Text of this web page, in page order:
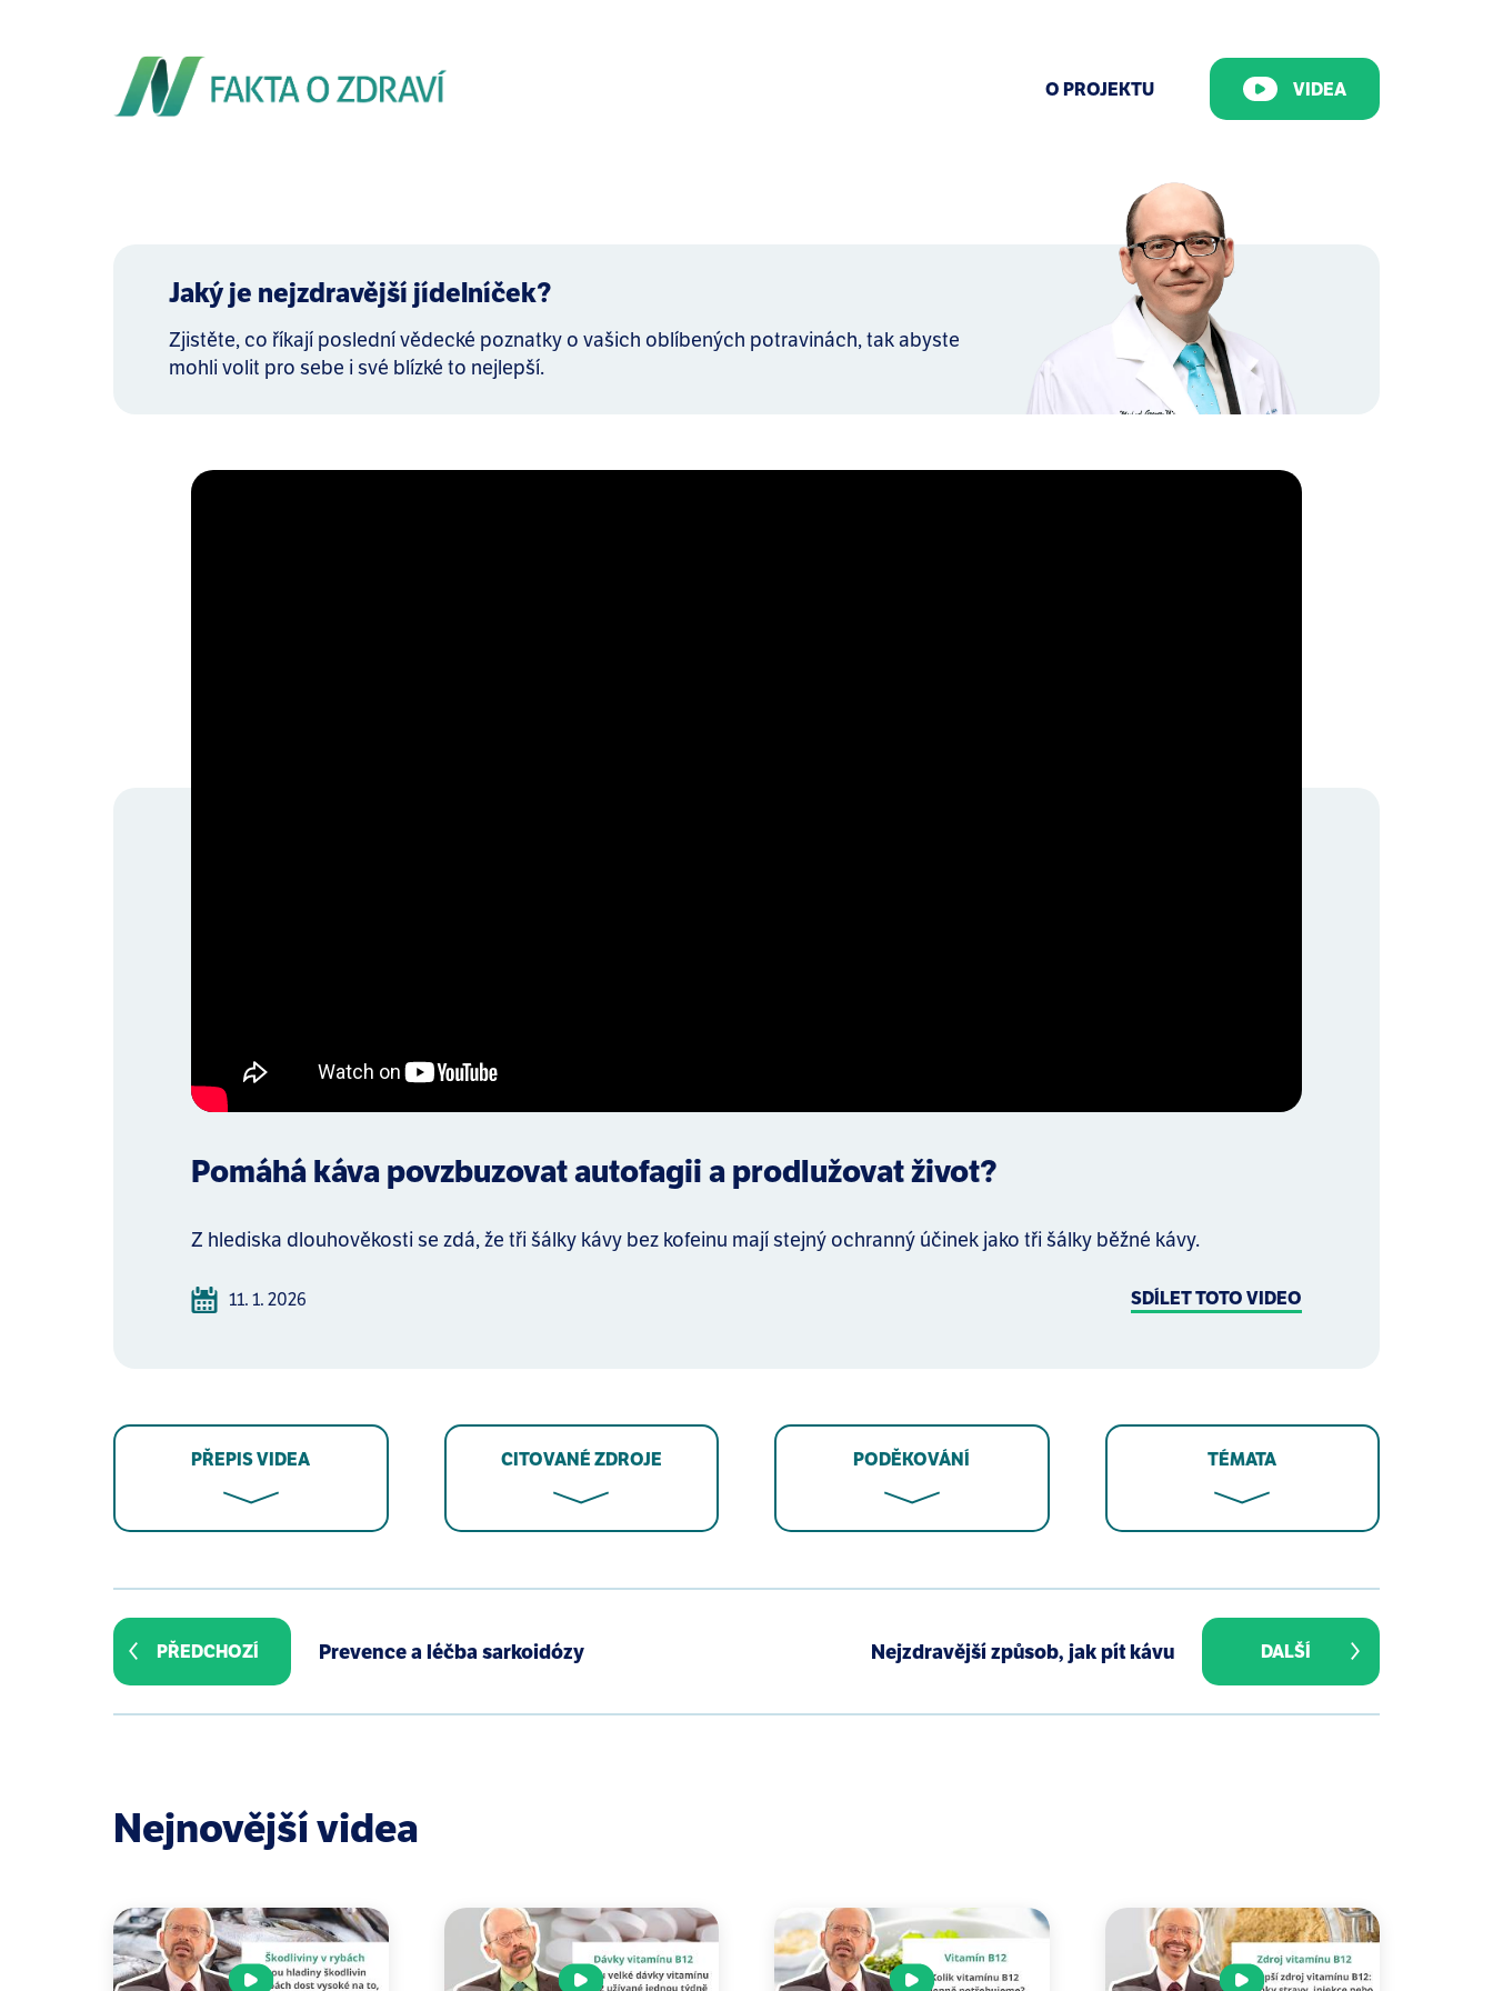
O PROJEKTU VIDEA
Jaký je nejzdravější jídelníček?
Zjistěte, co říkají poslední vědecké poznatky o vašich oblíbených potravinách, tak abyste
mohli volit pro sebe i své blízké to nejlepší.
Pomáhá káva povzbuzovat autofagii a prodlužovat život?
Z hlediska dlouhověkosti se zdá, že tři šálky kávy bez kofeinu mají stejný ochranný účinek jako tři šálky běžné kávy.
11. 1. 2026 SDÍLET TOTO VIDEO
PŘEPIS VIDEA CITOVANÉ ZDROJE PODĚKOVÁNÍ TÉMATA
Tschachler E, Eckhart L. Autophagy - how to control your intracellular diet. Br J Dermatol. 2017;176(6):1417-1419.
Pietrocola F, Bravo-San Pedro JM. Targeting autophagy to counteract obesity-associated oxidative stress. Antioxidants
(Basel). 2021;10(1):102.
Cuervo AM. Calorie restriction and aging: the ultimate “cleansing diet.” J Gerontol A Biol Sci Med Sci. 2008;63(6):547-549.
Pyo JO, Yoo SM, Ahn HH, et al. Overexpression of Atg5 in mice activates autophagy and extends lifespan. Nat Commun.
2013;4:2300.
Pietrocola F, Malik SA, Mariño G, et al. Coffee induces autophagy in vivo. Cell Cycle. 2014;13(12):1987-1994.
Lotersztajn S, Riva A, Wang S, Dooley S, Chokshi S, Gao B. Inflammation in alcohol-associated liver disease progression. Z
PŘEDCHOZÍ Prevence a léčba sarkoidózy Nejzdravější způsob, jak pít kávu DALŠÍ
Nejnovější videa